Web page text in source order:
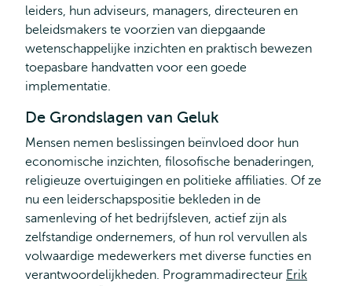
leiders, hun adviseurs, managers, directeuren en
beleidsmakers te voorzien van diepgaande
wetenschappelijke inzichten en praktisch bewezen
toepasbare handvatten voor een goede
implementatie.
De Grondslagen van Geluk
Mensen nemen beslissingen beïnvloed door hun
economische inzichten, filosofische benaderingen,
religieuze overtuigingen en politieke affiliaties. Of ze
nu een leiderschapspositie bekleden in de
samenleving of het bedrijfsleven, actief zijn als
zelfstandige ondernemers, of hun rol vervullen als
volwaardige medewerkers met diverse functies en
verantwoordelijkheden. Programmadirecteur Erik